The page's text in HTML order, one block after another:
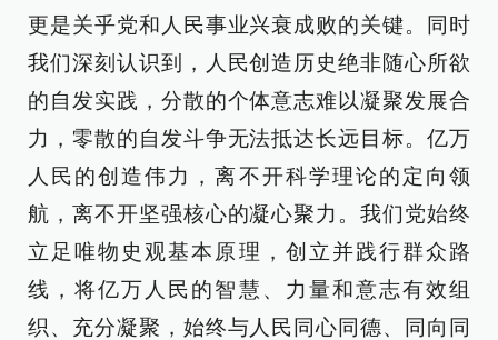
更是关乎党和人民事业兴衰成败的关键。同时
我们深刻认识到，人民创造历史绝非随心所欲
的自发实践，分散的个体意志难以凝聚发展合
力，零散的自发斗争无法抵达长远目标。亿万
人民的创造伟力，离不开科学理论的定向领
航，离不开坚强核心的凝心聚力。我们党始终
立足唯物史观基本原理，创立并践行群众路
线，将亿万人民的智慧、力量和意志有效组
织、充分凝聚，始终与人民同心同德、同向同